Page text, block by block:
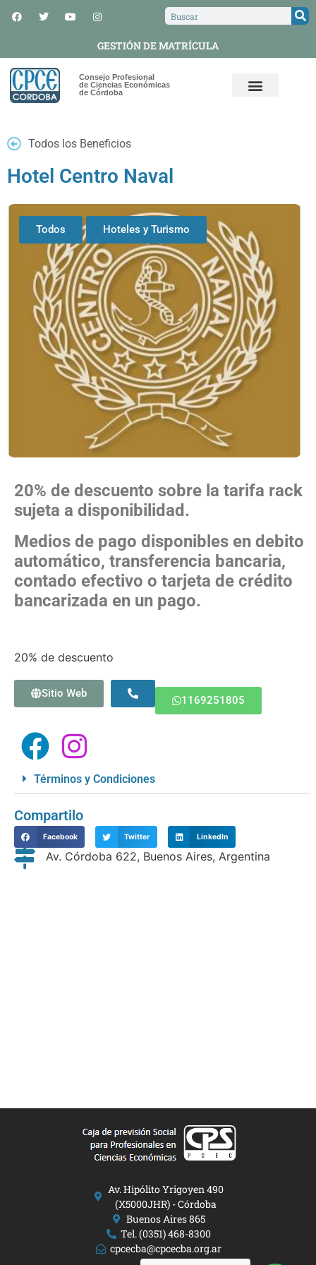
GESTIÓN DE MATRÍCULA
Consejo Profesional
de Ciencias Económicas
de Córdoba
Todos los Beneficios
Hotel Centro Naval
Todos Hoteles y Turismo
20% de descuento sobre la tarifa rack
sujeta a disponibilidad.
Medios de pago disponibles en debito
automático, transferencia bancaria,
contado efectivo o tarjeta de crédito
bancarizada en un pago.
20% de descuento
Sitio Web
1169251805
Términos y Condiciones
Compartilo
Facebook Twitter LinkedIn
Av. Córdoba 622, Buenos Aires, Argentina
Av. Hipólito Yrigoyen 490
(X5000JHR) - Córdoba
Buenos Aires 865
Tel. (0351) 468-8300
cpcecba@cpcecba.org.ar